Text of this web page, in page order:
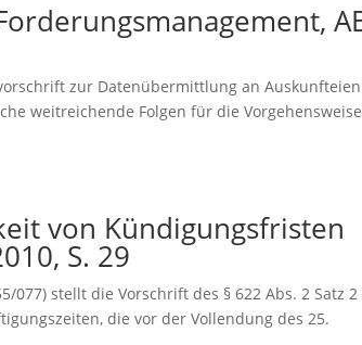
zur Datenübermittlung an Auskunfteien
weitreichende Folgen für die Vorgehensweise
von Kündigungsfristen
S. 29
077) stellt die Vorschrift des § 622 Abs. 2 Satz 2
die vor der Vollendung des 25.